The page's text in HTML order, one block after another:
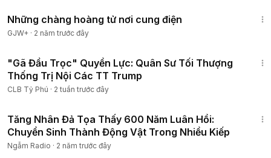
Những chàng hoàng tử nơi cung điện
GJW+ · 2 năm trước đây
"Gã Đầu Trọc" Quyền Lực: Quân Sư Tối Thượng
Thống Trị Nội Các TT Trump
CLB Tỷ Phú · 2 tuần trước đây
Tăng Nhân Đả Tọa Thấy 600 Năm Luân Hồi:
Chuyển Sinh Thành Động Vật Trong Nhiều Kiếp
Ngẫm Radio · 2 năm trước đây